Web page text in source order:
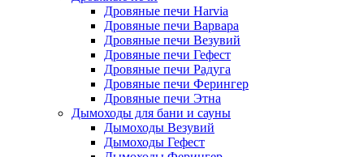
Дровяные печи Harvia
Дровяные печи Варвара
Дровяные печи Везувий
Дровяные печи Гефест
Дровяные печи Радуга
Дровяные печи Ферингер
Дровяные печи Этна
Дымоходы для бани и сауны
Дымоходы Везувий
Дымоходы Гефест